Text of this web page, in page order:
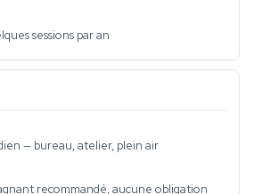
sessions par an
— bureau, atelier, plein air
recommandé, aucune obligation